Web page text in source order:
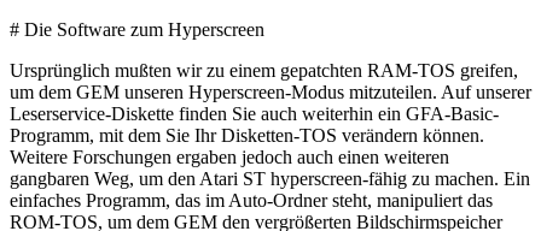
# Die Software zum Hyperscreen
Ursprünglich mußten wir zu einem gepatchten RAM-TOS greifen,
um dem GEM unseren Hyperscreen-Modus mitzuteilen. Auf unserer
Leserservice-Diskette finden Sie auch weiterhin ein GFA-Basic-
Programm, mit dem Sie Ihr Disketten-TOS verändern können.
Weitere Forschungen ergaben jedoch auch einen weiteren
gangbaren Weg, um den Atari ST hyperscreen-fähig zu machen. Ein
einfaches Programm, das im Auto-Ordner steht, manipuliert das
ROM-TOS, um dem GEM den vergrößerten Bildschirmspeicher